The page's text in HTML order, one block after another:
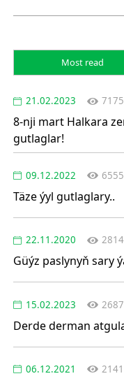
Most read
21.02.2023
8-nji mart Halkara
gutlaglar!
09.12.2022
Täze ýyl gutlaglary..
22.11.2020
Güýz paslynyň sary
15.02.2023
Derde derman
06.12.2021